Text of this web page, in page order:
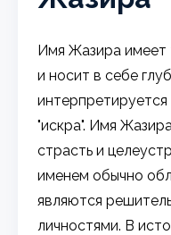
Имя Жазира
и носит в себе
интерпретируется
"искра". Имя
страсть и
именем обычно
являются
личностями. В